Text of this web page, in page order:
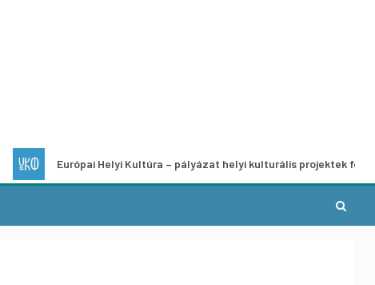
Európai Helyi Kultúra – pályázat helyi kulturális projektek fejlesztésére